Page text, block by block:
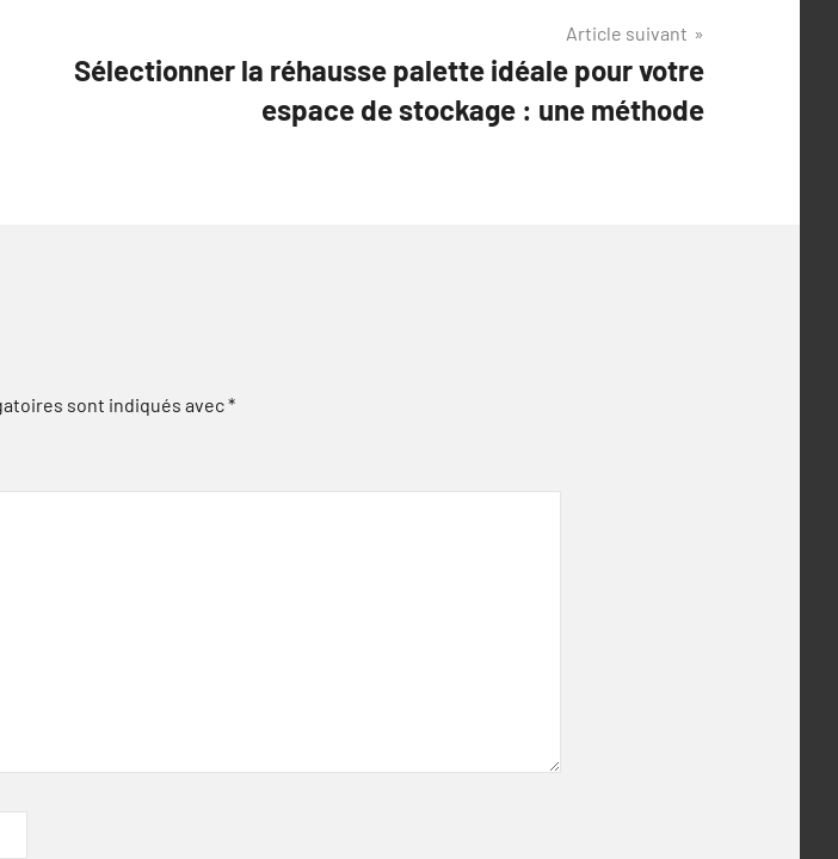
Article suivant
Sélectionner la réhausse palette idéale pour votre
espace de stockage : une méthode
sont indiqués avec*